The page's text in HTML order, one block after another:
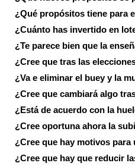
¿Qué propósitos tiene para
¿Cuánto has invertido en
¿Te parece bien que la
¿Cree que tras las
¿Va e eliminar el buey y la
¿Cree que cambiará algo
¿Está de acuerdo con la
¿Cree oportuna ahora la
¿Cree que hay motivos para
¿Cree que hay que reducir